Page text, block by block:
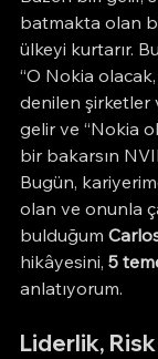
batmakta olan
ülkeyi kurtarır.
“O Nokia
denilen şirketler
gelir ve “Nokia
bir bakarsın
Bugün,
olan ve onunla
bulduğum
hikâyesini, 5
anlatıyorum.
Liderlik,